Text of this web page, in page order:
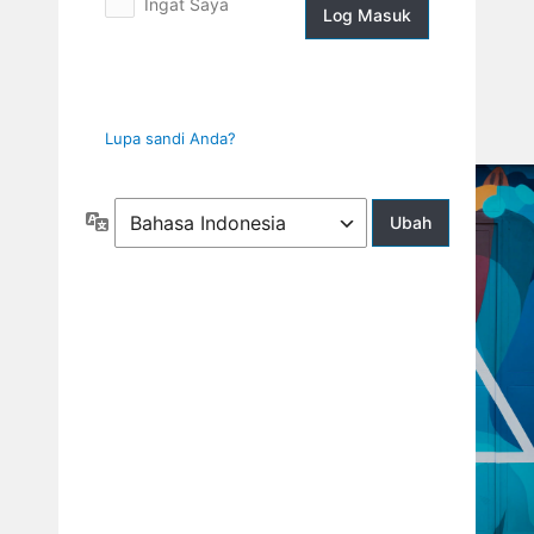
Log
Lupa sandi Anda?
Bahasa